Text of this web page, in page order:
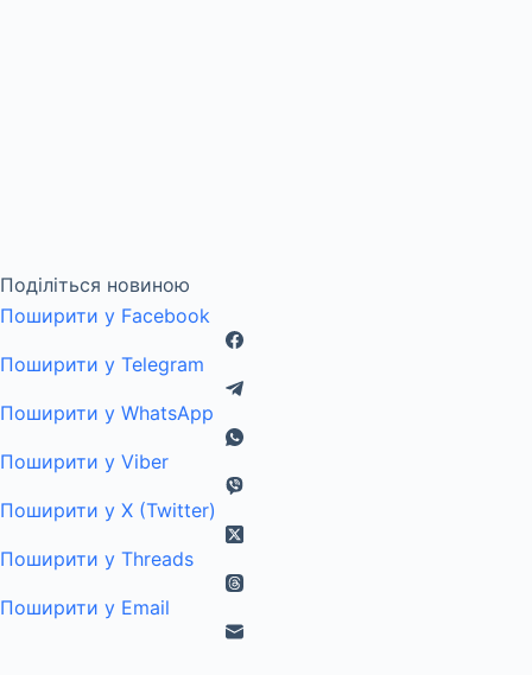
Поділіться новиною
Поширити у Facebook
Поширити у Telegram
Поширити у WhatsApp
Поширити у Viber
Поширити у X (Twitter)
Поширити у Threads
Поширити у Email